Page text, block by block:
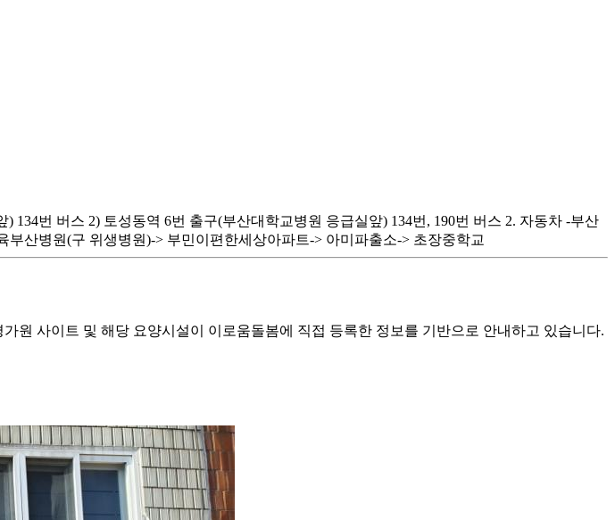
번 버스 2) 토성동역 6번 출구(부산대학교병원 응급실앞) 134번, 190번 버스 2. 자동차 -부산
산병원(구 위생병원)-> 부민이편한세상아파트-> 아미파출소-> 초장중학교
원 사이트 및 해당 요양시설이 이로움돌봄에 직접 등록한 정보를 기반으로 안내하고 있습니다.